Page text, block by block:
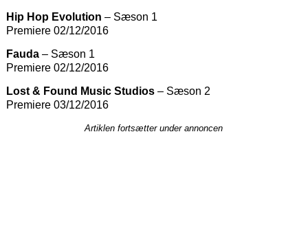
Hip Hop Evolution – Sæson 1
Premiere 02/12/2016
Fauda– Sæson 1
Premiere 02/12/2016
Lost & Found Music Studios– Sæson 2
Premiere 03/12/2016
Artiklen fortsætter under annoncen